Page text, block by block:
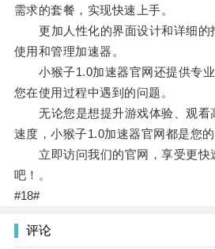
需求的套餐，实现快速上手。
更加人性化的界面设计和详细的
使用和管理加速器。
小猴子1.0加速器官网还提供专业
您在使用过程中遇到的问题。
无论您是想提升游戏体验、观看
速度，小猴子1.0加速器官网都是您的
立即访问我们的官网，享受更快
吧！。
#18#
评论